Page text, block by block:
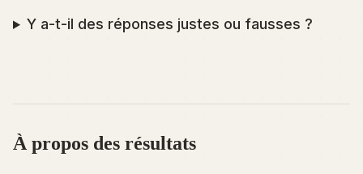
Y a-t-il des réponses justes ou fausses ?
À propos des résultats